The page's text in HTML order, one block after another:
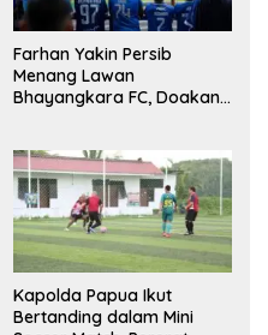
Farhan Yakin Persib
Menang Lawan
Bhayangkara FC, Doakan
Kapolda Papua Ikut
Bertanding dalam Mini